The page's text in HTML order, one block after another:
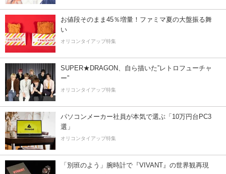
お値段そのまま45％増量！ファミマ夏の大盤振る舞
い
オリコンタイアップ特集
SUPER★DRAGON、自ら描いた”レトロフューチャ
ー”
オリコンタイアップ特集
パソコンメーカー社員が本気で選ぶ「10万円台PC3
選」
オリコンタイアップ特集
「別班のよう」腕時計で『VIVANT』の世界観再現